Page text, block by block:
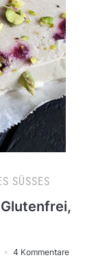
SÜSSES
4 Kommentare